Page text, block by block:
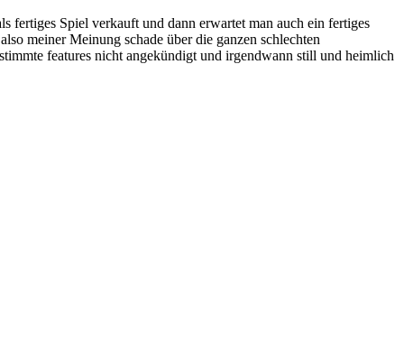
fertiges Spiel verkauft und dann erwartet man auch ein fertiges
meiner Meinung schade über die ganzen schlechten
features nicht angekündigt und irgendwann still und heimlich